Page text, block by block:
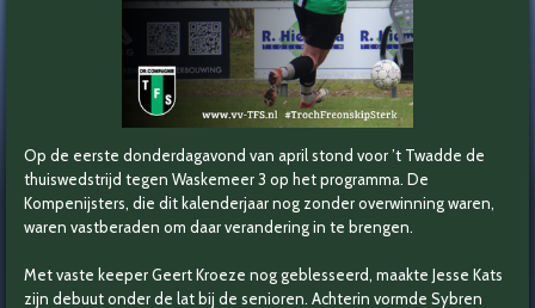
Op de eerste donderdagavond van april stond voor ’t Twadde de
thuiswedstrijd tegen Waskemeer 3 op het programma. De
Kompenijsters, die dit kalenderjaar nog zonder overwinning waren,
waren vastberaden om daar verandering in te brengen.
Met vaste keeper Geert Kroeze nog geblesseerd, maakte Jesse Kats
zijn debuut onder de lat bij de senioren. Achterin vormde Sybren